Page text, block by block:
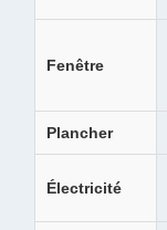
Fenêtre
Plancher
Électricité